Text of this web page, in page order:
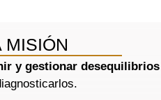
MISIÓN
y gestionar